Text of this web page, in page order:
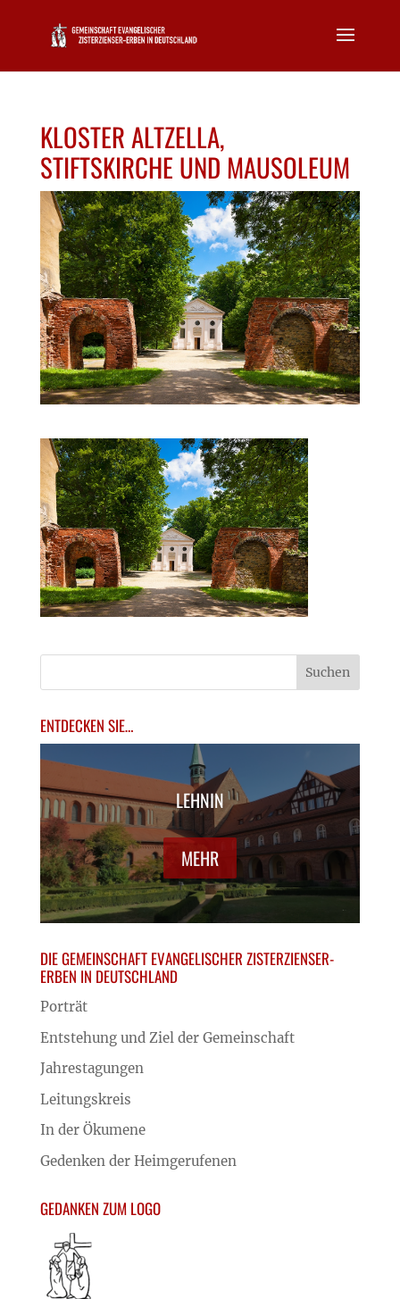
KLOSTER ALTZELLA,
STIFTSKIRCHE UND MAUSOLEUM
ENTDECKEN SIE…
LEHNIN
MEHR
DIE GEMEINSCHAFT EVANGELISCHER ZISTERZIENSER-
ERBEN IN DEUTSCHLAND
Porträt
Entstehung und Ziel der Gemeinschaft
Jahrestagungen
Leitungskreis
In der Ökumene
Gedenken der Heimgerufenen
GEDANKEN ZUM LOGO